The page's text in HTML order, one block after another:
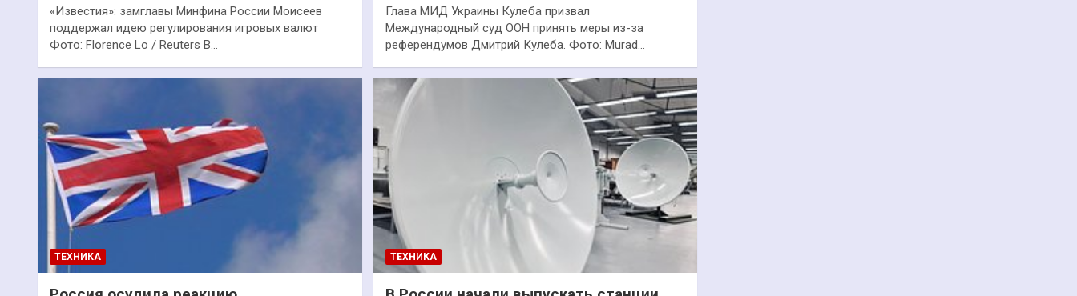
«Известия»: замглавы Минфина России Моисеев
поддержал идею регулирования игровых валют
Фото: Florence Lo / Reuters В…
Глава МИД Украины Кулеба призвал
Международный суд ООН принять меры из-за
референдумов Дмитрий Кулеба. Фото: Murad…
ТЕХНИКА ТЕХНИКА